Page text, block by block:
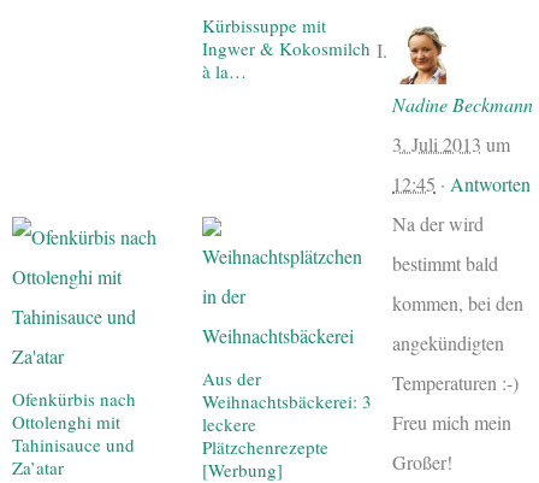
Kürbissuppe mit
Ingwer & Kokosmilch
à la…
Ofenkürbis nach
Ottolenghi mit
Tahinisauce und
Za’atar
Aus der
Weihnachtsbäckerei: 3
leckere
Plätzchenrezepte
[Werbung]
Nadine Beckmann
3. Juli 2013 um
12:45 · Antworten
Na der wird
bestimmt bald
kommen, bei den
angekündigten
Temperaturen :-)
Freu mich mein
Großer!